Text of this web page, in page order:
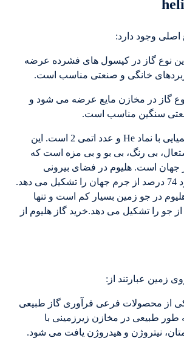
اصلی وجود دارد:
نوع گاز در کپسول های فشرده عرضه
خانگی و صنعتی مناسب است.
نوع گاز در مخازن مایع عرضه می شود و
سنگین مناسب است.
هلیوم یک عنصر شیمیایی با نماد He و عدد اتمی 2 است. این
بی رنگ، بی بو و بی مزه است که
است. هلیوم در فضای بیرونی
فراوان است و حدود 74 درصد از جرم جهان را تشکیل می دهد.
در جو زمین بسیار کم است و تنها
درصد از جو را تشکیل می دهد.خرید گاز هلیوم از
زمین عبارتند از:
از محصولات فرعی فرآوری گاز طبیعی
طور طبیعی در مخازن زیرزمینی با
نیتروژن و هیدروژن یافت می شود.